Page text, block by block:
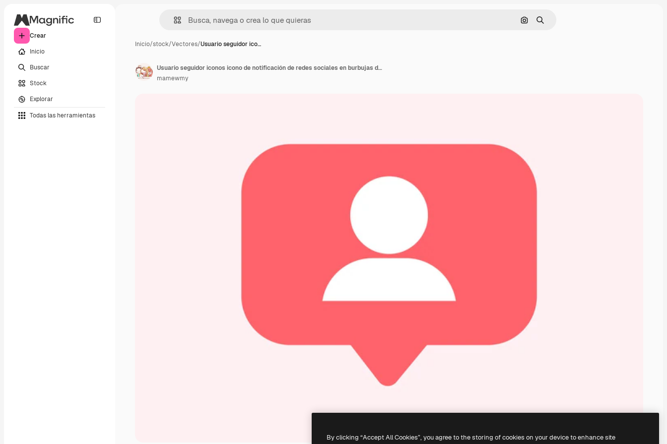
Crear
Inicio
Buscar
Stock
Explorar
Todas las herramientas
Buscar por imagen
Buscar
Inicio/stock/Vectores/Usuario seguidor ico…
Usuario seguidor iconos icono de notificación de redes sociales en burbujas de discurso ilustración vectorial
mamewmy
By clicking “Accept All Cookies”, you agree to the storing of cookies on your device to enhance site